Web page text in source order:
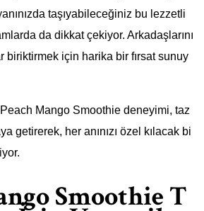
taşıyabileceğiniz bu lezzetli
da dikkat çekiyor. Arkadaşlarını
biriktirmek için harika bir fırsat sunuy
Mango Smoothie deneyimi, taz
getirerek, her anınızı özel kılacak bi
Smoothie T